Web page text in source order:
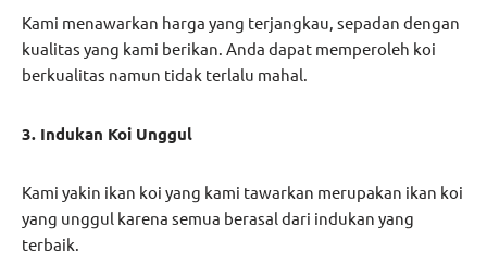
Kami menawarkan harga yang terjangkau, sepadan dengan
kualitas yang kami berikan. Anda dapat memperoleh koi
berkualitas namun tidak terlalu mahal.
3. Indukan Koi Unggul
Kami yakin ikan koi yang kami tawarkan merupakan ikan koi
yang unggul karena semua berasal dari indukan yang
terbaik.